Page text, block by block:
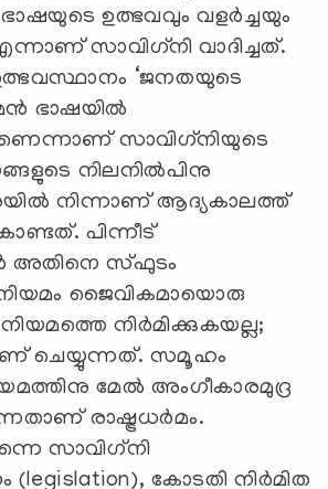
ഉത്ഭവവും വളര്‍ച്ചയും
സാവിഗ്‌നി വാദിച്ചത്.
‘ജനതയുടെ
ഭാഷയില്‍
സാവിഗ്‌നിയുടെ
നിലനില്‍പിനു
നിന്നാണ് ആദ്യകാലത്ത്
പിന്നീട്
അതിനെ സ്ഫുടം
ജൈവികമായൊരു
നിര്‍മിക്കുകയല്ല;
ചെയ്യുന്നത്. സമൂഹം
മേല്‍ അംഗീകാരമുദ്ര
രാഷ്ട്രധര്‍മം.
സാവിഗ്‌നി
(legislation), കോടതി നിര്‍മിത